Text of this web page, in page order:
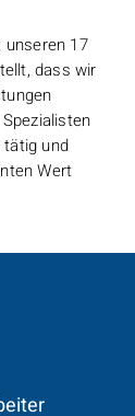
unseren 17
dass wir
und
Wert